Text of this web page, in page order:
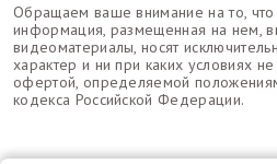
Обращаем ваше внимание на то, что
информация, размещенная на нем,
видеоматериалы, носят
характер и ни при каких условиях
офертой, определяемой
кодекса Российской Федерации.